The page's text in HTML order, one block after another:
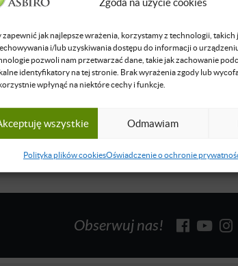
zapewnić jak najlepsze wrażenia, korzystamy z technologii, takich
i/lub uzyskiwania dostępu do informacji o
pozwoli nam przetwarzać dane, takie jak zachowanie
identyfikatory na tej stronie. Brak wyrażenia zgody lub
wpłynąć na niektóre cechy i funkcje.
wszystkie Odmawiam
Polityka plików cookiesOświadczenie o ochronie
i zarządzanie małymi firmami, ekonomika
zarządzanie innowacjami, komercjalizacja
więcej
Obserwuj nas!